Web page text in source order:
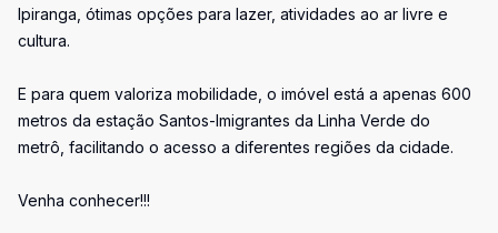
Ipiranga, ótimas opções para lazer, atividades ao ar livre e
cultura.
E para quem valoriza mobilidade, o imóvel está a apenas 600
metros da estação Santos-Imigrantes da Linha Verde do
metrô, facilitando o acesso a diferentes regiões da cidade.
Venha conhecer!!!